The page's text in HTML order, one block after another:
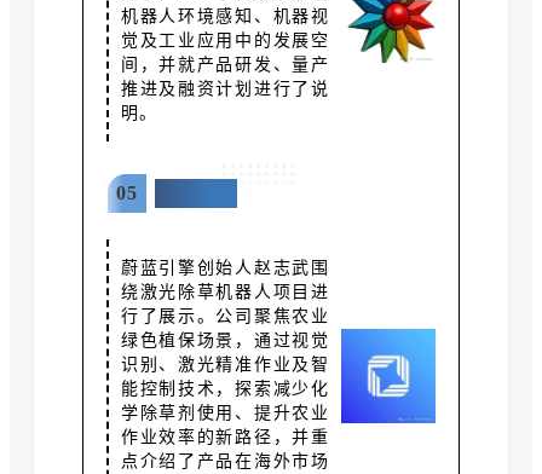
机器人环境感知、机器视
觉及工业应用中的发展空
间，并就产品研发、量产
推进及融资计划进行了说
明。
05
蔚蓝引擎创始人赵志武围
绕激光除草机器人项目进
行了展示。公司聚焦农业
绿色植保场景，通过视觉
识别、激光精准作业及智
能控制技术，探索减少化
学除草剂使用、提升农业
作业效率的新路径，并重
点介绍了产品在海外市场